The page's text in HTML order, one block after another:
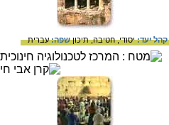
קהל יעד:יסודי,חטיבה,תיכוןשפה:עברית